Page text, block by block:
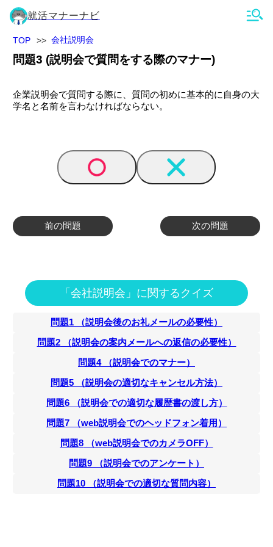
就活マナーナビ
TOP 会社説明会
問題3 (説明会で質問をする際のマナー)
企業説明会で質問する際に、質問の初めに基本的に自身の大
学名と名前を言わなければならない。
前の問題 次の問題
「会社説明会」に関するクイズ
問題1 （説明会後のお礼メールの必要性）
問題2（説明会の案内メールへの返信の必要性）
問題4（説明会でのマナー）
問題5 （説明会の適切なキャンセル方法）
問題6（説明会での適切な履歴書の渡し方）
問題7 （web説明会でのヘッドフォン着用 ）
問題8（web説明会でのカメラOFF）
問題9 （説明会でのアンケート ）
問題10 （説明会での適切な質問内容）